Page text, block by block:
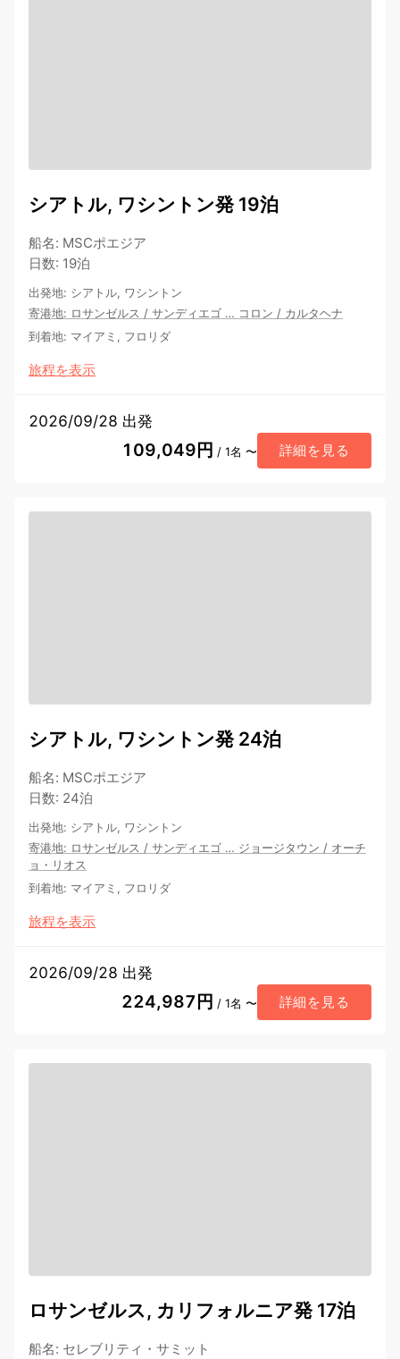
シアトル, ワシントン発 19泊
船名: MSCポエジア
日数: 19泊
出発地: シアトル, ワシントン
寄港地: ロサンゼルス / サンディエゴ … コロン / カルタヘナ
到着地: マイアミ, フロリダ
旅程を表示
2026/09/28 出発
109,049円 / 1名 〜 詳細を見る
シアトル, ワシントン発 24泊
船名: MSCポエジア
日数: 24泊
出発地: シアトル, ワシントン
寄港地: ロサンゼルス / サンディエゴ … ジョージタウン / オーチ
ョ・リオス
到着地: マイアミ, フロリダ
旅程を表示
2026/09/28 出発
224,987円 / 1名 〜 詳細を見る
ロサンゼルス, カリフォルニア発 17泊
船名: セレブリティ・サミット